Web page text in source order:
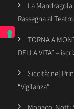
La
Rassegna al
TORNA A
DELLA VITA” –
Siccità: nel
“Vigilanza”